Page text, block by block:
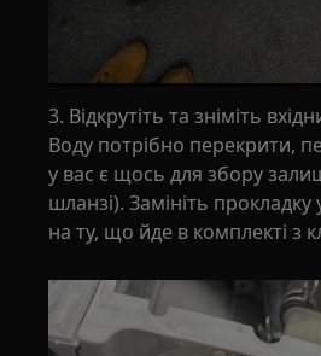
3. Відкрутіть та зніміть
Воду потрібно перекрити,
у вас є щось для збору
шланзі). Замініть прокладку
на ту, що йде в комплекті з